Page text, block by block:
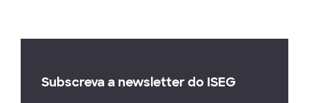
Subscreva a newsletter do ISEG